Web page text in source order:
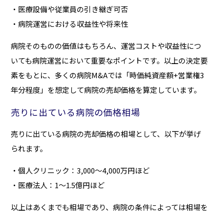
・医療設備や従業員の引き継ぎ可否
・病院運営における収益性や将来性
病院そのものの価値はもちろん、運営コストや収益性につ
いても病院運営において重要なポイントです。以上の決定要
素をもとに、多くの病院M&Aでは「時価純資産額+営業権3
年分程度」を想定して病院の売却価格を算定しています。
売りに出ている病院の価格相場
売りに出ている病院の売却価格の相場として、以下が挙げ
られます。
・個人クリニック：3,000〜4,000万円ほど
・医療法人：1〜1.5億円ほど
以上はあくまでも相場であり、病院の条件によっては相場を